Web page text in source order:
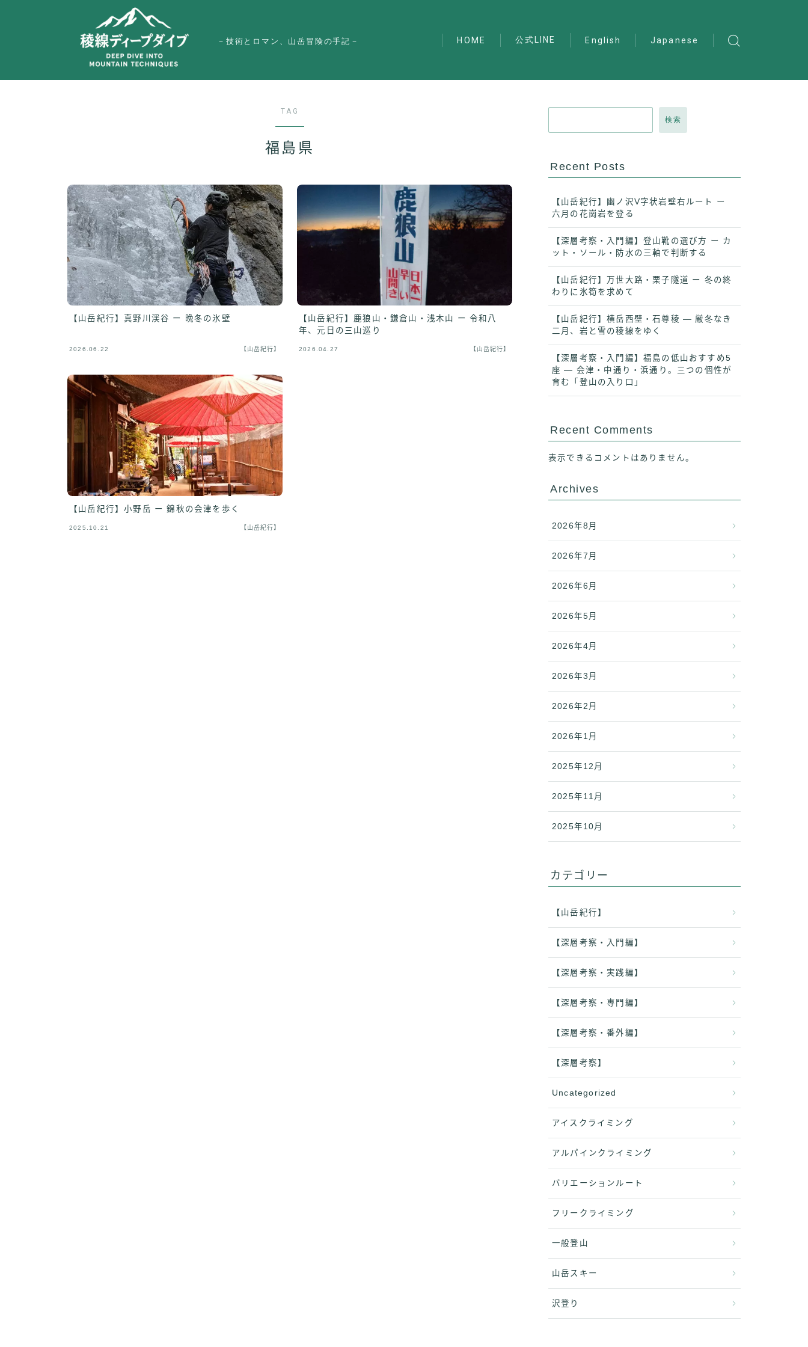
－技術とロマン、山岳冒険の手記－ HOME 公式LINE English Japanese
TAG
福島県
【山岳紀行】真野川渓谷 ー 晩冬の氷壁
2026.06.22 【山岳紀行】
【山岳紀行】鹿狼山・鎌倉山・浅木山 ー 令和八
年、元日の三山巡り
2026.04.27 【山岳紀行】
【山岳紀行】小野岳 ー 錦秋の会津を歩く
2025.10.21 【山岳紀行】
検索
Recent Posts
【山岳紀行】幽ノ沢V字状岩壁右ルート ー
六月の花崗岩を登る
【深層考察・入門編】登山靴の選び方 ー カ
ット・ソール・防水の三軸で判断する
【山岳紀行】万世大路・栗子隧道 ー 冬の終
わりに氷筍を求めて
【山岳紀行】横岳西壁・石尊稜 ― 厳冬なき
二月、岩と雪の稜線をゆく
【深層考察・入門編】福島の低山おすすめ5
座 ― 会津・中通り・浜通り。三つの個性が
育む「登山の入り口」
Recent Comments
表示できるコメントはありません。
Archives
2026年8月
2026年7月
2026年6月
2026年5月
2026年4月
2026年3月
2026年2月
2026年1月
2025年12月
2025年11月
2025年10月
カテゴリー
【山岳紀行】
【深層考察・入門編】
【深層考察・実践編】
【深層考察・専門編】
【深層考察・番外編】
【深層考察】
Uncategorized
アイスクライミング
アルパインクライミング
バリエーションルート
フリークライミング
一般登山
山岳スキー
沢登り